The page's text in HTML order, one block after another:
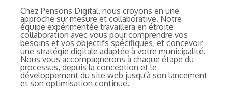
Chez Pensons Digital, nous croyons en une
approche sur mesure et collaborative. Notre
équipe expérimentée travaillera en étroite
collaboration avec vous pour comprendre vos
besoins et vos objectifs spécifiques, et concevoir
une stratégie digitale adaptée à votre municipalité.
Nous vous accompagnerons à chaque étape du
processus, depuis la conception et le
développement du site web jusqu'à son lancement
et son optimisation continue.